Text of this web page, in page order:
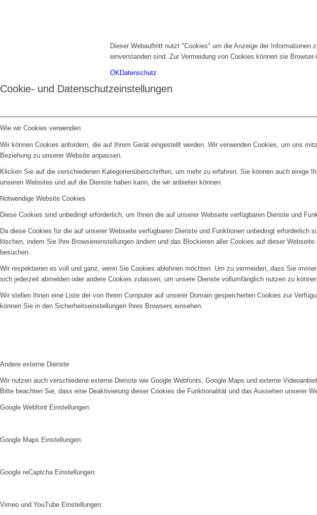
Dieser Webauftritt nutzt "Cookies" um die Anzeige der
einverstanden sind. Zur Vermeidung von Cookies können sie
OKDatenschutz
Cookie- und Datenschutzeinstellungen
Wie wir Cookies verwenden
Wir können Cookies anfordern, die auf Ihrem Gerät eingestellt werden. Wir verwenden Cookies, um uns
Beziehung zu unserer Website anpassen.
Klicken Sie auf die verschiedenen Kategorienüberschriften, um mehr zu erfahren. Sie können auch
unseren Websites und auf die Dienste haben kann, die wir anbieten können.
Notwendige Website Cookies
Diese Cookies sind unbedingt erforderlich, um Ihnen die auf unserer Webseite verfügbaren Dienste und
Da diese Cookies für die auf unserer Webseite verfügbaren Dienste und Funktionen unbedingt
löschen, indem Sie Ihre Browsereinstellungen ändern und das Blockieren aller Cookies auf dieser
besuchen.
Wir respektieren es voll und ganz, wenn Sie Cookies ablehnen möchten. Um zu vermeiden, dass Sie
sich jederzeit abmelden oder andere Cookies zulassen, um unsere Dienste vollumfänglich nutzen zu
Wir stellen Ihnen eine Liste der von Ihrem Computer auf unserer Domain gespeicherten Cookies zur
können Sie in den Sicherheitseinstellungen Ihres Browsers einsehen.
Andere externe Dienste
Wir nutzen auch verschiedene externe Dienste wie Google Webfonts, Google Maps und externe
Bitte beachten Sie, dass eine Deaktivierung dieser Cookies die Funktionalität und das Aussehen unserer
Google Webfont Einstellungen:
Google Maps Einstellungen:
Google reCaptcha Einstellungen:
Vimeo und YouTube Einstellungen: